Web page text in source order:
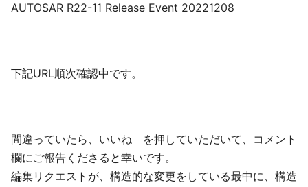
AUTOSAR R22-11 Release Event 20221208
下記URL順次確認中です。
間違っていたら、いいね を押していただいて、コメント
欄にご報告くださると幸いです。
編集リクエストが、構造的な変更をしている最中に、構造